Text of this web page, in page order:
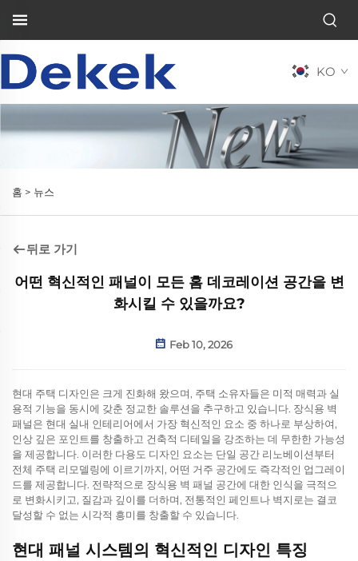
KO
홈 > 뉴스
뒤로 가기
어떤 혁신적인 패널이 모든 홈 데코레이션 공간을 변
화시킬 수 있을까요?
Feb 10, 2026
현대 주택 디자인은 크게 진화해 왔으며, 주택 소유자들은 미적 매력과 실
용적 기능을 동시에 갖춘 정교한 솔루션을 추구하고 있습니다. 장식용 벽
패널은 현대 실내 인테리어에서 가장 혁신적인 요소 중 하나로 부상하여,
인상 깊은 포인트를 창출하고 건축적 디테일을 강조하는 데 무한한 가능성
을 제공합니다. 이러한 다용도 디자인 요소는 단일 공간 리노베이션부터
전체 주택 리모델링에 이르기까지, 어떤 거주 공간에도 즉각적인 업그레이
드를 제공합니다. 전략적으로 장식용 벽 패널 공간에 대한 인식을 극적으
로 변화시키고, 질감과 깊이를 더하며, 전통적인 페인트나 벽지로는 결코
달성할 수 없는 시각적 흥미를 창출할 수 있습니다.
현대 패널 시스템의 혁신적인 디자인 특징